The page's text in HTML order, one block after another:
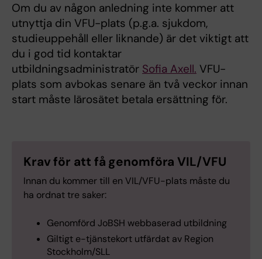
Om du av någon anledning inte kommer att
utnyttja din VFU-plats (p.g.a. sjukdom,
studieuppehåll eller liknande) är det viktigt att
du i god tid kontaktar
utbildningsadministratör Sofia Axell. VFU-
plats som avbokas senare än två veckor innan
start måste lärosätet betala ersättning för.
Krav för att få genomföra VIL/VFU
Innan du kommer till en VIL/VFU-plats måste du
ha ordnat tre saker:
Genomförd JoBSH webbaserad utbildning
Giltigt e-tjänstekort utfärdat av Region
Stockholm/SLL